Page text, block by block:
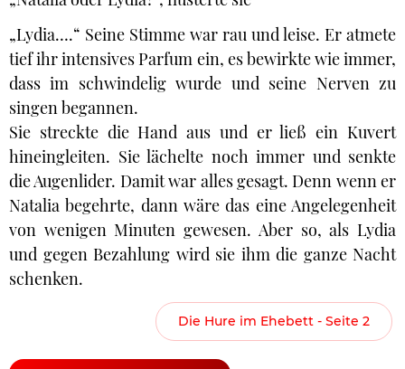
„Lydia….“ Seine Stimme war rau und leise. Er atmete
tief ihr intensives Parfum ein, es bewirkte wie immer,
dass im schwindelig wurde und seine Nerven zu
singen begannen.
Sie streckte die Hand aus und er ließ ein Kuvert
hineingleiten. Sie lächelte noch immer und senkte
die Augenlider. Damit war alles gesagt. Denn wenn er
Natalia begehrte, dann wäre das eine Angelegenheit
von wenigen Minuten gewesen. Aber so, als Lydia
und gegen Bezahlung wird sie ihm die ganze Nacht
schenken.
Die Hure im Ehebett - Seite 2